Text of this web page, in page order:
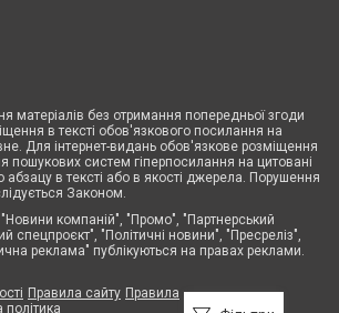
матеріалів без отримання попередньої згоди
в тексті обов'язкового посилання на
Для інтернет-видань обов'язкове розміщення
пошукових систем гіперпосилання на цитовані
абзацу в тексті або в якості джерела. Порушення
Законом.
компаній", "Промо", "Партнерський
спецпроєкт", "Політичні новини", "Пресреліз",
реклама" публікуються на правах реклами.
Правила сайту Правила
політика